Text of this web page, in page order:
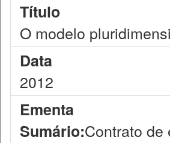
Título
O modelo
Data
2012
Ementa
Sumário:Contrato de